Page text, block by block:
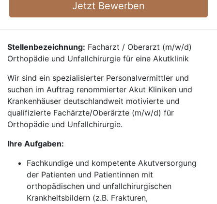
Jetzt Bewerben
Stellenbezeichnung: Facharzt / Oberarzt (m/w/d)
Orthopädie und Unfallchirurgie für eine Akutklinik
Wir sind ein spezialisierter Personalvermittler und
suchen im Auftrag renommierter Akut Kliniken und
Krankenhäuser deutschlandweit motivierte und
qualifizierte Fachärzte/Oberärzte (m/w/d) für
Orthopädie und Unfallchirurgie.
Ihre Aufgaben:
Fachkundige und kompetente Akutversorgung
der Patienten und Patientinnen mit
orthopädischen und unfallchirurgischen
Krankheitsbildern (z.B. Frakturen,